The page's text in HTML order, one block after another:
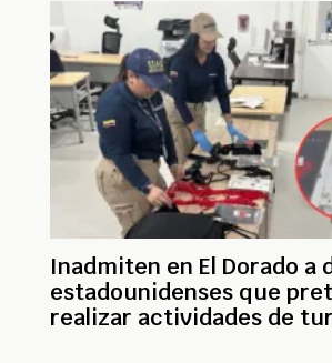
Inadmiten en El Dorado a
estadounidenses que
realizar actividades de